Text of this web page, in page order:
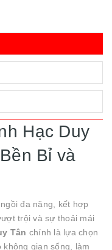
Hạc Duy
Bỉ và
đa năng, kết hợp
trội và sự thoải mái
Tân chính là lựa chọn
gian sống, làm